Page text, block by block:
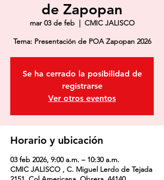
de Zapopan
mar 03 de feb
  |
CMIC JALISCO
Tema: Presentación de POA Zapopan 2026
Se ha cerrado la posibilidad de
registrarse
Ver otros eventos
Horario y ubicación
03 feb 2026, 9:00 a.m. – 10:30 a.m.
CMIC JALISCO , C. Miguel Lerdo de Tejada